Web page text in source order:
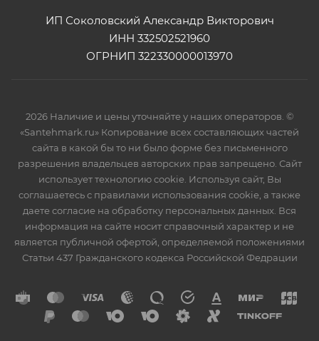
ИП Соколовский Александр Викторович
ИНН 332502521960
ОГРНИП 322330000013970
2026 Наличие и цены уточняйте у наших операторов. ©
«Santehmark.ru» Копирование всех составляющих частей
сайта в какой бы то ни было форме без письменного
разрешения владельцев авторских прав запрещено. Сайт
использует технологию cookie. Используя сайт, Вы
соглашаетесь с правилами использования cookie, а также
даете согласие на обработку персональных данных. Вся
информация на сайте носит справочный характер и не
является публичной офертой, определяемой положениями
Статьи 437 Гражданского кодекса Российской Федрации